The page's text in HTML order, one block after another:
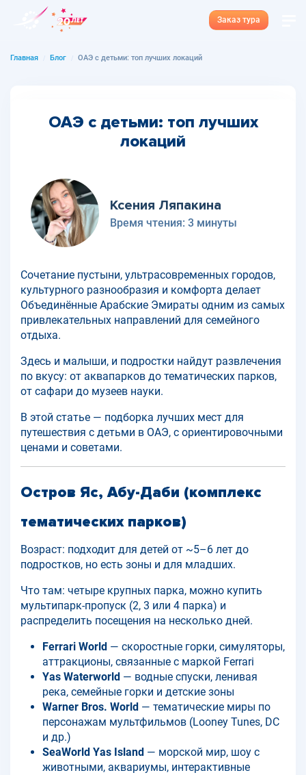
Заказ тура
Главная Блог ОАЭ с детьми: топ лучших локаций
ОАЭ с детьми: топ лучших
локаций
Ксения Ляпакина
Время чтения: 3 минуты
Сочетание пустыни, ультрасовременных городов,
культурного разнообразия и комфорта делает
Объединённые Арабские Эмираты одним из самых
привлекательных направлений для семейного
отдыха.
Здесь и малыши, и подростки найдут развлечения
по вкусу: от аквапарков до тематических парков,
от сафари до музеев науки.
В этой статье — подборка лучших мест для
путешествия с детьми в ОАЭ, с ориентировочными
ценами и советами.
Остров Яс, Абу-Даби (комплекс
тематических парков)
Возраст: подходит для детей от ~5–6 лет до
подростков, но есть зоны и для младших.
Что там: четыре крупных парка, можно купить
мультипарк-пропуск (2, 3 или 4 парка) и
распределить посещения на несколько дней.
Ferrari World — скоростные горки, симуляторы,
аттракционы, связанные с маркой Ferrari
Yas Waterworld — водные спуски, ленивая
река, семейные горки и детские зоны
Warner Bros. World — тематические миры по
персонажам мультфильмов (Looney Tunes, DC
и др.)
SeaWorld Yas Island — морской мир, шоу с
животными, аквариумы, интерактивные